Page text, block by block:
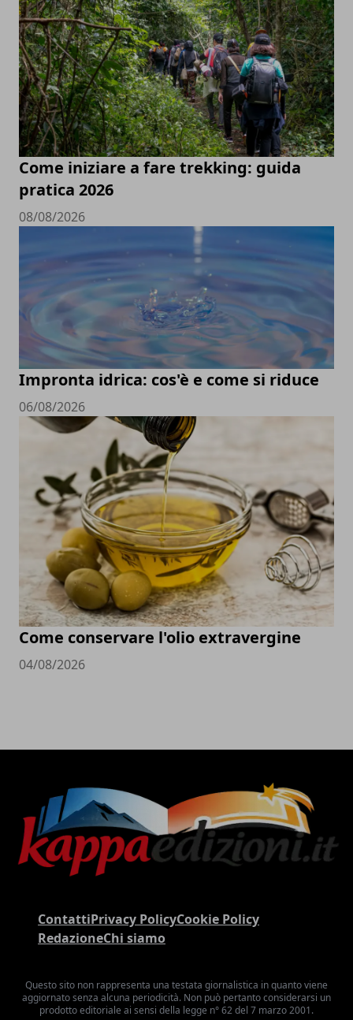
Come iniziare a fare trekking: guida
pratica 2026
08/08/2026
Impronta idrica: cos'è e come si riduce
06/08/2026
Come conservare l'olio extravergine
04/08/2026
ContattiPrivacy PolicyCookie Policy
RedazioneChi siamo
Questo sito non rappresenta una testata giornalistica in quanto viene
aggiornato senza alcuna periodicità. Non può pertanto considerarsi un
prodotto editoriale ai sensi della legge n° 62 del 7 marzo 2001.